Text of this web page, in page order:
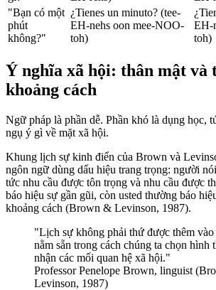
"Bạn có một
phút
không?"
¿Tienes un minuto? (tee-
EH-nehs oon mee-NOO-
toh)
EH-
toh)
Ý nghĩa xã hội: thân mật và
khoảng cách
Ngữ pháp là phần dễ. Phần khó là dụng học,
ngụ ý gì về mặt xã hội.
Khung lịch sự kinh điển của Brown và
ngôn ngữ dùng dấu hiệu trang trọng: người
tức nhu cầu được tôn trọng và nhu cầu được
báo hiệu sự gần gũi, còn usted thường báo
khoảng cách (Brown & Levinson, 1987).
"Lịch sự không phải thứ được thêm
nằm sẵn trong cách chúng ta chọn hình
nhận các mối quan hệ xã hội."
Professor Penelope Brown, linguist
Levinson, 1987)